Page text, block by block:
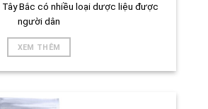
Tây Bắc có nhiều loại dược liệu được
người dân
XEM THÊM